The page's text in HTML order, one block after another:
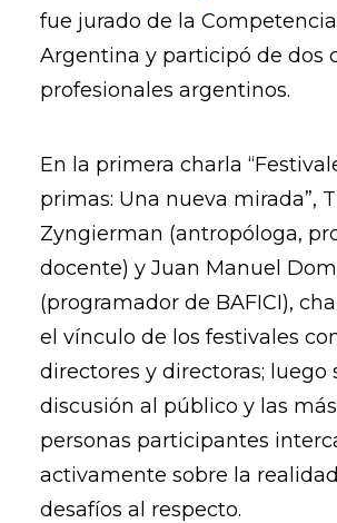
fue jurado de la Competencia
Argentina y participó de dos
profesionales argentinos.
En la primera charla
primas: Una nueva mirada”,
Zyngierman (antropóloga,
docente) y Juan Manuel
(programador de BAFICI),
el vínculo de los festivales
directores y directoras; luego
discusión al público y las
personas participantes
activamente sobre la
desafíos al respecto.